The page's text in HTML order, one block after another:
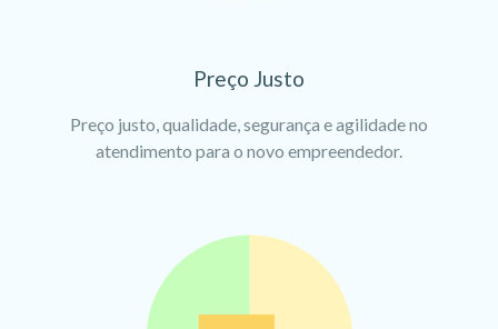
Preço Justo
Preço justo, qualidade, segurança e agilidade no
atendimento para o novo empreendedor.